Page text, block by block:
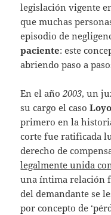
legislación vigente
que muchas
episodio de
paciente: este
abriendo paso a
En el año2003, un
su cargo el caso
primero en la
corte fue ratificada
derecho de
legalmente unida
una íntima relación
del demandante se
por concepto de